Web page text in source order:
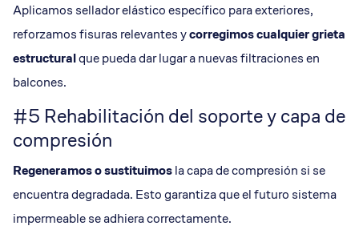
Aplicamos sellador elástico específico para exteriores,
reforzamos fisuras relevantes ycorregimos cualquiergrieta
estructuralque pueda dar lugar a nuevas filtraciones en
balcones.
#5 Rehabilitación del soporte y capa de
compresión
Regeneramos o sustituimosla capa de compresión si se
encuentra degradada. Esto garantiza que el futuro sistema
impermeable se adhiera correctamente.